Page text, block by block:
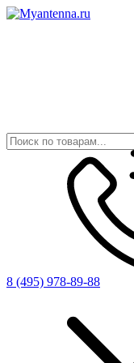
8 (495) 978-89-88